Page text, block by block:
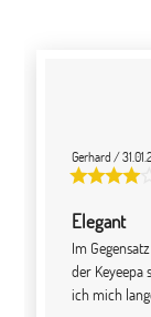
Gerhard /
Elegant
Im
der Keyeepa
ich mich